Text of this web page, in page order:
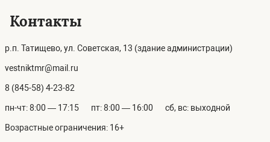
Контакты
р.п. Татищево, ул. Советская, 13 (здание администрации)
vestniktmr@mail.ru
8 (845-58) 4-23-82
пн-чт: 8:00 — 17:15 пт: 8:00 — 16:00 сб, вс: выходной
Возрастные ограничения: 16+